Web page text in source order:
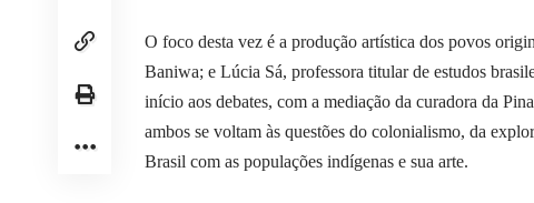
O foco desta vez é a produção artística dos povos
Baniwa; e Lúcia Sá, professora titular de estudos
início aos debates, com a mediação da curadora da
ambos se voltam às questões do colonialismo, da
Brasil com as populações indígenas e sua arte.